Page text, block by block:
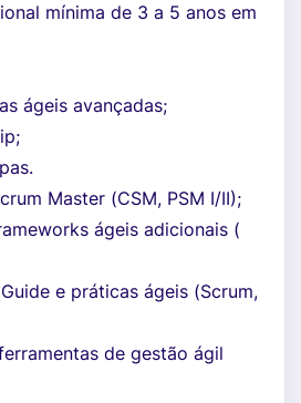
mínima de 3 a 5 anos em
ágeis avançadas;
Master (CSM, PSM I/II);
ágeis adicionais (
e práticas ágeis (Scrum,
de gestão ágil